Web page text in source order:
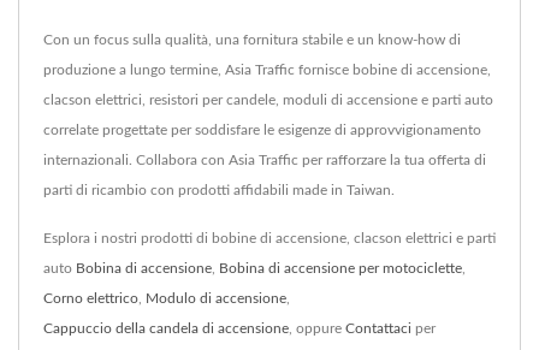
Con un focus sulla qualità, una fornitura stabile e un know-how di
produzione a lungo termine, Asia Traffic fornisce bobine di accensione,
clacson elettrici, resistori per candele, moduli di accensione e parti auto
correlate progettate per soddisfare le esigenze di approvvigionamento
internazionali. Collabora con Asia Traffic per rafforzare la tua offerta di
parti di ricambio con prodotti affidabili made in Taiwan.
Esplora i nostri prodotti di bobine di accensione, clacson elettrici e parti
auto Bobina di accensione Bobina di accensione per motociclette
Corno elettrico Modulo di accensione
Cappuccio della candela di accensione , oppure Contattaci per